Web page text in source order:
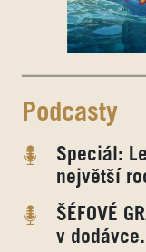
Podcasty
Speciál:
největší
ŠÉFOVÉ
v